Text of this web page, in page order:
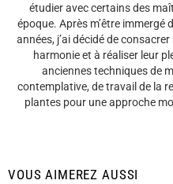
étudier avec certains des
époque. Après m’être
années, j’ai décidé de
harmonie et à réaliser leur
anciennes techniques de
contemplative, de travail de la
plantes pour une approche
VOUS AIMEREZ AUSSI